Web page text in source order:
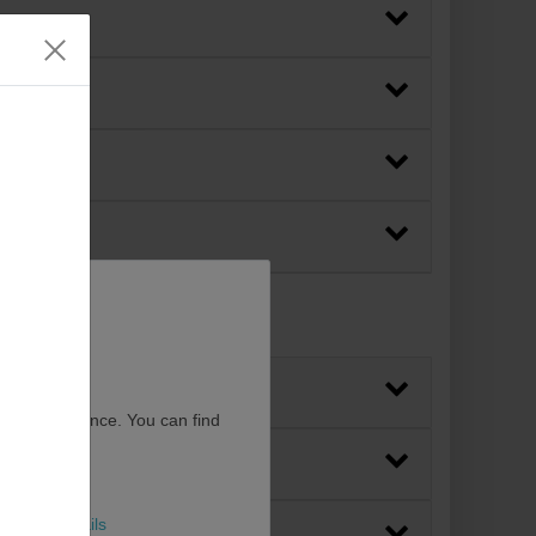
experience. You can find
More details